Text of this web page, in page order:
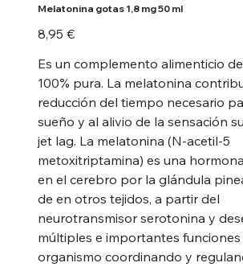
Melatonina gotas 1,8 mg 50 ml
Preu
8,95 €
Es un complemento alimenticio
100% pura. La melatonina
reducción del tiempo necesario
sueño y al alivio de la sensación
jet lag. La melatonina (N-acetil-5
metoxitriptamina) es una
en el cerebro por la glándula
de en otros tejidos, a partir del
neurotransmisor serotonina y
múltiples e importantes funciones
organismo coordinando y